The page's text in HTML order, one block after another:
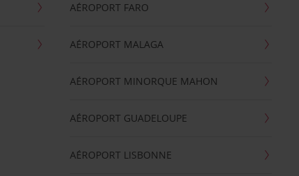
AÉROPORT FARO
AÉROPORT MALAGA
AÉROPORT MINORQUE MAHON
AÉROPORT GUADELOUPE
AÉROPORT LISBONNE